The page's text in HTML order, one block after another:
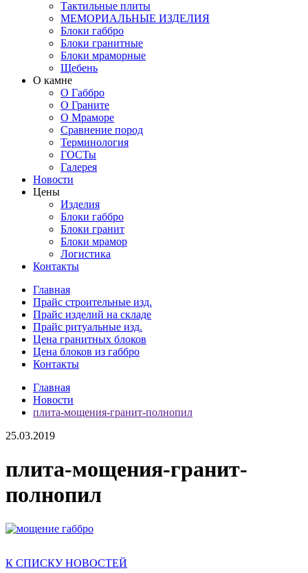
Тактильные плиты
МЕМОРИАЛЬНЫЕ ИЗДЕЛИЯ
Блоки габбро
Блоки гранитные
Блоки мраморные
Щебень
О камне
О Габбро
О Граните
О Мраморе
Сравнение пород
Терминология
ГОСТы
Галерея
Новости
Цены
Изделия
Блоки габбро
Блоки гранит
Блоки мрамор
Логистика
Контакты
Главная
Прайс строительные изд.
Прайс изделий на складе
Прайс ритуальные изд.
Цена гранитных блоков
Цена блоков из габбро
Контакты
Главная
Новости
плита-мощения-гранит-полнопил
25.03.2019
плита-мощения-гранит-
полнопил
К СПИСКУ НОВОСТЕЙ